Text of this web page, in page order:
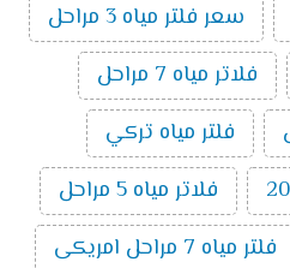
سعر فلتر مياه 3 مراحل
فلاتر مياه 7 مراحل
فلتر مياه تركي
فلاتر مياه 5 مراحل
فلتر مياه 7 مراحل امريكى